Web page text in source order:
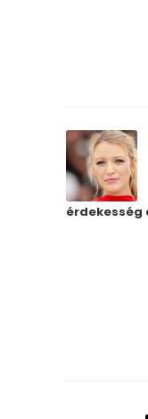
érdekesség